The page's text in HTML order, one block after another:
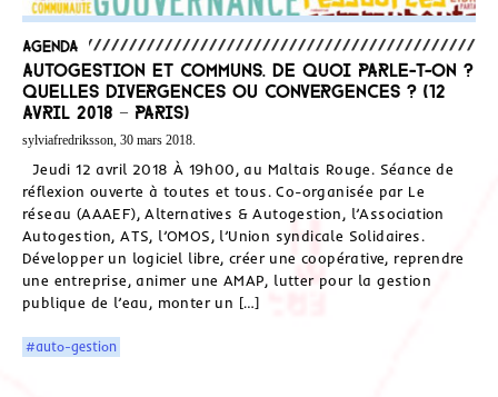
Agenda
Autogestion et communs. De quoi parle-t-on ?
Quelles divergences ou convergences ? (12
avril 2018 – Paris)
sylviafredriksson, 30 mars 2018.
Jeudi 12 avril 2018 À 19h00, au Maltais Rouge. Séance de
réflexion ouverte à toutes et tous. Co-organisée par Le
réseau (AAAEF), Alternatives & Autogestion, l’Association
Autogestion, ATS, l’OMOS, l’Union syndicale Solidaires.
Développer un logiciel libre, créer une coopérative, reprendre
une entreprise, animer une AMAP, lutter pour la gestion
publique de l’eau, monter un […]
#auto-gestion